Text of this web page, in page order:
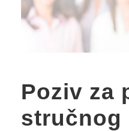
Poziv za
stručnog